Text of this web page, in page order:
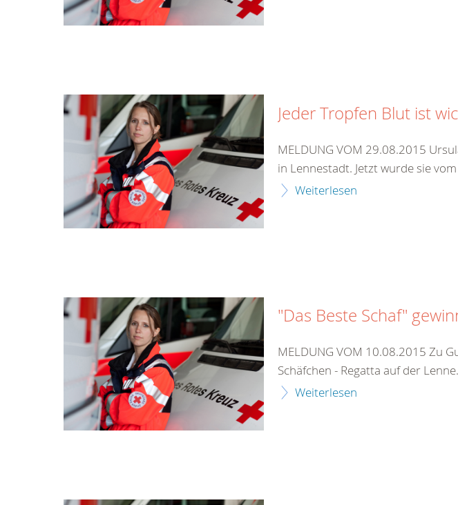
Jeder Tropfen Blut ist
MELDUNG VOM 29.08.2015
in Lennestadt. Jetzt wurde sie
Weiterlesen
"Das Beste Schaf"
MELDUNG VOM 10.08.2015 Zu
Schäfchen - Regatta auf der
Weiterlesen